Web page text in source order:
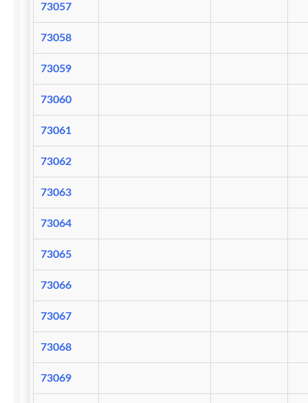
73057
73058
73059
73060
73061
73062
73063
73064
73065
73066
73067
73068
73069